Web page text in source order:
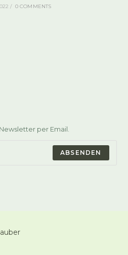
/ 0 COMMENTS
per Email.
ABSENDEN